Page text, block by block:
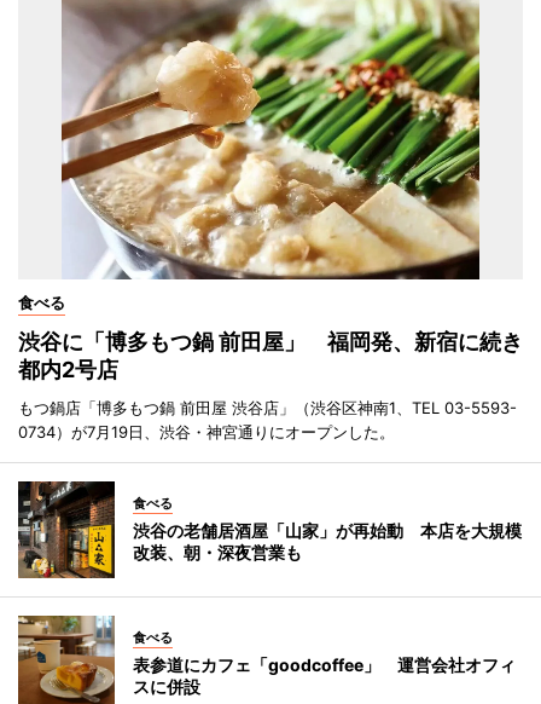
食べる
渋谷に「博多もつ鍋 前田屋」 福岡発、新宿に続き
都内2号店
もつ鍋店「博多もつ鍋 前田屋 渋谷店」（渋谷区神南1、TEL 03-5593-
0734）が7月19日、渋谷・神宮通りにオープンした。
食べる
渋谷の老舗居酒屋「山家」が再始動 本店を大規模
改装、朝・深夜営業も
食べる
表参道にカフェ「goodcoffee」 運営会社オフィ
スに併設